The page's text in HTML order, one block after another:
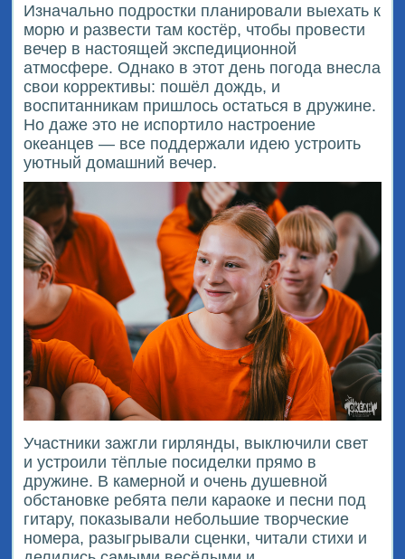
Изначально подростки планировали выехать к
морю и развести там костёр, чтобы провести
вечер в настоящей экспедиционной
атмосфере. Однако в этот день погода внесла
свои коррективы: пошёл дождь, и
воспитанникам пришлось остаться в дружине.
Но даже это не испортило настроение
океанцев — все поддержали идею устроить
уютный домашний вечер.
Участники зажгли гирлянды, выключили свет
и устроили тёплые посиделки прямо в
дружине. В камерной и очень душевной
обстановке ребята пели караоке и песни под
гитару, показывали небольшие творческие
номера, разыгрывали сценки, читали стихи и